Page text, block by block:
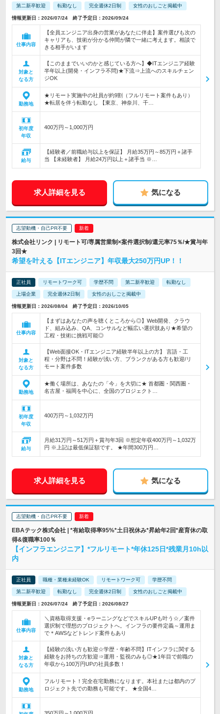
第二新卒歓迎 転勤なし 完全週休2日制 女性のおしごと掲載中
情報更新日：2026/07/24 終了予定日：2026/09/24
仕事内容
【全員エンジニア出身の営業があなたに伴走】案件選びも次の
キャリアも、技術が分かる仲間が隣で一緒に考えます。相談で
きる相手がいます
対象と
なる方
【このままでいいのかと感じている方へ】◆ITエンジニア経験
半年以上(開発・インフラ不問)★下流⇒上流へのスキルチェン
ジOK
勤務地
★リモート実施中の社員が約9割（フルリモート案件もあり）
★転居を伴う転勤なし 【東京、神奈川、千…
初年度
年収
400万円～1,000万円
給与
【経験者／前職給与以上を保証】 月給35万円～85万円＋諸手
当 【未経験者】 月給24万円以上＋諸手当 ※…
求人詳細を見る 気になる
志望動機・自己PR不要
株式会社リンク | リモート可/専属営業制×案件選択制/還元率75％/★賞与年
3回★
希望を叶える【ITエンジニア】年収最大250万円UP！！
正社員 リモートワーク可 学歴不問 第二新卒歓迎 転勤なし
上場企業 完全週休2日制 女性のおしごと掲載中
情報更新日：2026/08/04 終了予定日：2026/10/05
仕事内容
【まずはあなたの声を聴くところから◎】Web開発、クラウ
ド、組み込み、QA、コンサルなど幅広い選択肢あり★希望の
工程・技術に挑戦可能◎
対象と
なる方
【Web面接OK・ITエンジニア経験半年以上の方】 言語・工
程・分野は不問！経験が浅い方、ブランクがある方も歓迎/リ
モート案件多数
勤務地
★働く場所は、あなたの「今」を大切に★ 首都圏・関西圏・
名古屋・福岡を中心に、全国のプロジェクト…
初年度
年収
400万円～1,032万円
給与
月給31万円～51万円＋賞与年3回 ※想定年収400万円～1,032万
円 ※上記は最低保証額です。 ★年間300万円…
求人詳細を見る 気になる
志望動機・自己PR不要
EBAテック株式会社 | *有給取得率95%*土日祝休み*昇給年2回*産育休の取
得&復職率100％
【インフラエンジニア】*フルリモート*年休125日*残業月10h以
内
正社員 職種・業種未経験OK リモートワーク可 学歴不問
第二新卒歓迎 転勤なし 完全週休2日制 女性のおしごと掲載中
情報更新日：2026/07/24 終了予定日：2026/08/27
仕事内容
＼資格取得支援・eラーニングなどでスキルUPも叶う☆／案件
選択制で理想のプロジェクトへ。インフラの要件定義～運用ま
で＊AWSなどトレンド案件もあり
対象と
なる方
【経験の浅い方も歓迎☆学歴・年齢不問】ITインフラに関する
経験をお持ちの方歓迎⇒運用・監視のみも◎★1年目で前職の
年収から100万円UPの社員多数！
勤務地
フルリモート！完全在宅勤務になります。本社または都内のプ
ロジェクト先での勤務も可能です。 ★全国4…